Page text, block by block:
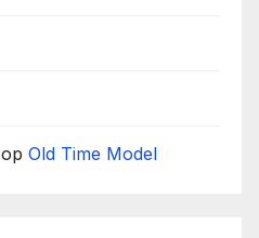
op Old Time Model